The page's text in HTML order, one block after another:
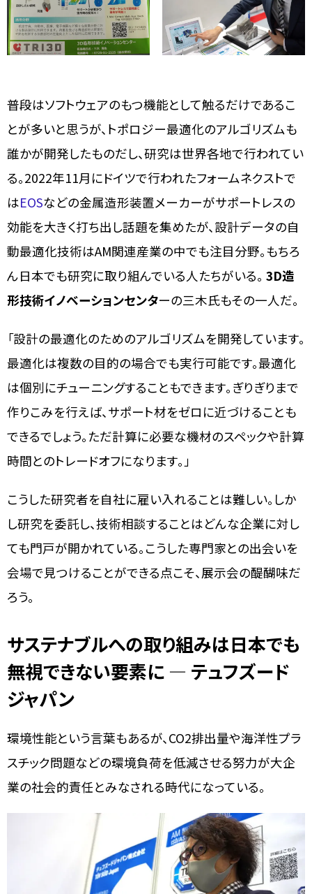
普段はソフトウェアのもつ機能として触るだけであるこ
とが多いと思うが、トポロジー最適化のアルゴリズムも
誰かが開発したものだし、研究は世界各地で行われてい
る。2022年11月にドイツで行われたフォームネクストで
はEOSなどの金属造形装置メーカーがサポートレスの
効能を大きく打ち出し話題を集めたが、設計データの自
動最適化技術はAM関連産業の中でも注目分野。もちろ
ん日本でも研究に取り組んでいる人たちがいる。 3D造
形技術イノベーションセンターの三木氏もその一人だ。
「設計の最適化のためのアルゴリズムを開発しています。
最適化は複数の目的の場合でも実行可能です。最適化
は個別にチューニングすることもできます。ぎりぎりまで
作りこみを行えば、サポート材をゼロに近づけることも
できるでしょう。ただ計算に必要な機材のスペックや計算
時間とのトレードオフになります。」
こうした研究者を自社に雇い入れることは難しい。しか
し研究を委託し、技術相談することはどんな企業に対し
ても門戸が開かれている。こうした専門家との出会いを
会場で見つけることができる点こそ、展示会の醍醐味だ
ろう。
サステナブルへの取り組みは日本でも
無視できない要素に ― テュフズード
ジャパン
環境性能という言葉もあるが、CO2排出量や海洋性プラ
スチック問題などの環境負荷を低減させる努力が大企
業の社会的責任とみなされる時代になっている。